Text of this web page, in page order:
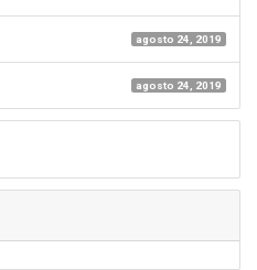
agosto 24, 2019
agosto 24, 2019